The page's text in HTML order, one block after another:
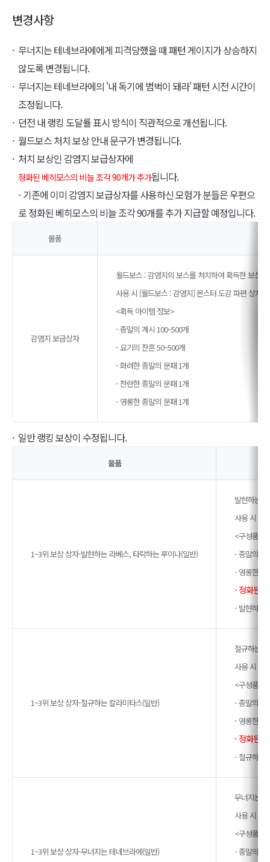
변경사항
무너지는 테네브라에에게 피격당했을 때 패턴 게이지가 상승하지
않도록 변경됩니다.
무너지는 테네브라에의 '내 독기에 범벅이 돼라' 패턴 시전 시간이
조정됩니다.
던전 내 랭킹 도달률 표시 방식이 직관적으로 개선됩니다.
월드보스 처치 보상 안내 문구가 변경됩니다.
처치 보상인 감염지 보급상자에
정화된 베히모스의 비늘 조각 90개가 추가됩니다.
- 기존에 이미 감염지 보급상자를 사용하신 모험가 분들은 우편으
로 정화된 베히모스의 비늘 조각 90개를 추가 지급할 예정입니다.
물품
감염지 보급상자
월드보스 : 감염지의 보스를 처치하여 획득한 보상입
사용 시 [월드보스 : 감염지] 몬스터 도감 파편 상자
<획득 아이템 정보>
- 종말의 계시 100~500개
- 요기의 잔흔 50~500개
- 화려한 종말의 문패 1개
- 찬란한 종말의 문패 1개
- 영롱한 종말의 문패 1개
일반 랭킹 보상이 수정됩니다.
물품
1~3위 보상 상자-발현하는 라베스, 타락하는 루이나(일반)
발현하는
사용 시 아
<구성품>
- 종말의 계
- 영롱한 종
- 정화된
- 발현하는
1~3위 보상 상자-절규하는 칼라미타스(일반)
절규하는
사용 시 아
<구성품>
- 종말의 계
- 영롱한 종
- 정화된
- 절규하는
1~3위 보상 상자-무너지는 테네브라에(일반)
무너지는
사용 시 아
<구성품>
- 종말의 계